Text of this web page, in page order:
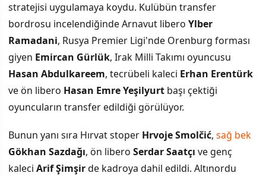
stratejisi uygulamaya koydu. Kulübün transfer
bordrosu incelendiğinde Arnavut libero Ylber
Ramadani, Rusya Premier Ligi'nde Orenburg forması
giyen Emircan Gürlük, Irak Milli Takımı oyuncusu
Hasan Abdulkareem, tecrübeli kaleci Erhan Erentürk
ve ön libero Hasan Emre Yeşilyurt başı çektiği
oyuncuların transfer edildiği görülüyor.
Bunun yanı sıra Hırvat stoper Hrvoje Smolčić, sağ bek
Gökhan Sazdağı, ön libero Serdar Saatçı ve genç
kaleci Arif Şimşirde kadroya dahil edildi. Altınordu